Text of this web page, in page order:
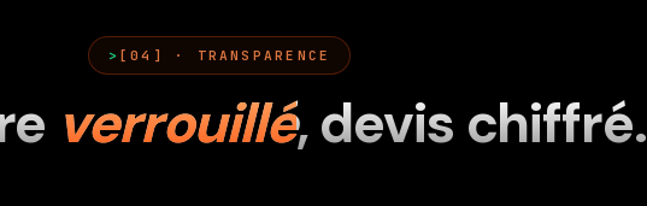
[04] · TRANSPARENCE
verrouillé, devis chiffré.